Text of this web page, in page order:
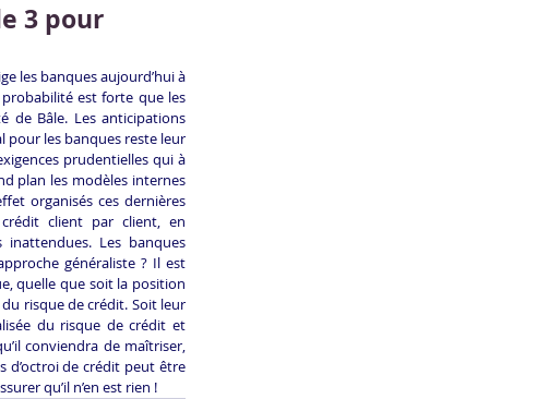
3 pour
les banques aujourd’hui à
est forte que les
de Bâle. Les anticipations
pour les banques reste leur
prudentielles qui à
plan les modèles internes
organisés ces dernières
client par client, en
Les banques
généraliste ? Il est
quelle que soit la position
risque de crédit. Soit leur
du risque de crédit et
conviendra de maîtriser,
d’octroi de crédit peut être
qu’il n’en est rien !